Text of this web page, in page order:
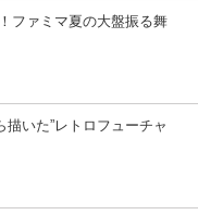
ファミマ夏の大盤振る舞
いた”レトロフューチャ